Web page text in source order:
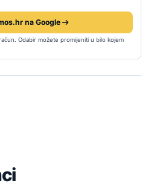
na Google
Odabir možete promijeniti u bilo kojem